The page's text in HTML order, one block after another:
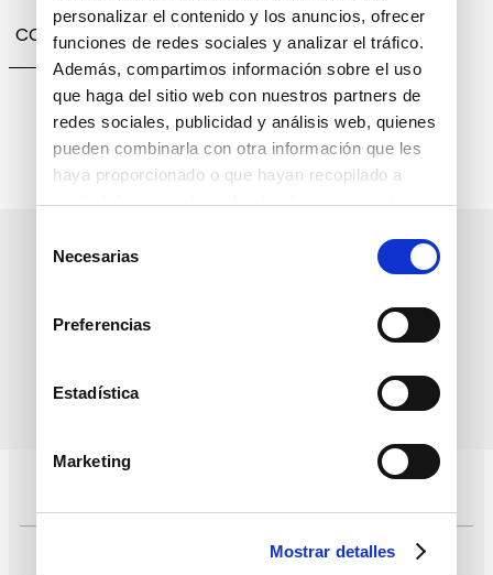
personalizar el contenido y los anuncios, ofrecer
funciones de redes sociales y analizar el tráfico.
Además, compartimos información sobre el uso
que haga del sitio web con nuestros partners de
redes sociales, publicidad y análisis web, quienes
pueden combinarla con otra información que les
haya proporcionado o que hayan recopilado a
partir del uso que haya hecho de sus servicios.
deNecesarias
Preferencias
Estadística
Marketing
Mostrar detalles
COMPARTIR
Suscríbete a nuestro boletín
Comprar fácil en solo 4 pasos